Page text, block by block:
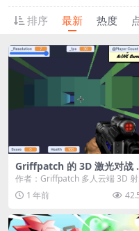
排序
最新 热度
Griffpatch 的 3D 激光对战
0.8
作者：Griffpatch 多人云端 3D 射
击游戏。无法连接时，请关闭所有
浏览...1 年前